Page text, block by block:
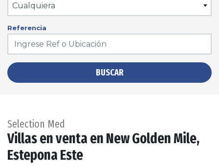
Cualquiera
Referencia
BUSCAR
Selection Med
Villas en venta en New Golden Mile,
Estepona Este